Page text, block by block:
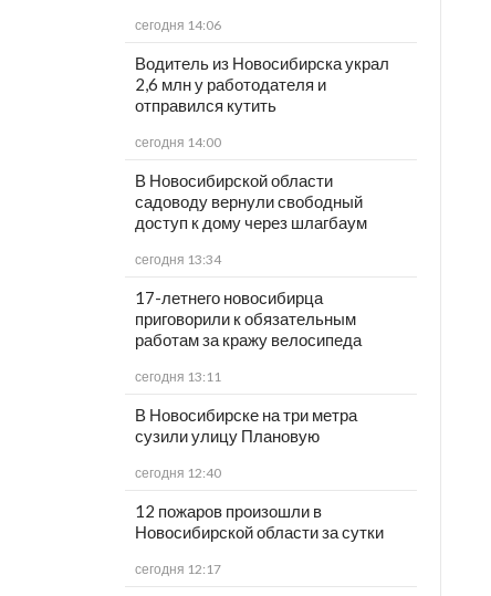
сегодня 14:06
Водитель из Новосибирска украл
2,6 млн у работодателя и
отправился кутить
сегодня 14:00
В Новосибирской области
садоводу вернули свободный
доступ к дому через шлагбаум
сегодня 13:34
17-летнего новосибирца
приговорили к обязательным
работам за кражу велосипеда
сегодня 13:11
В Новосибирске на три метра
сузили улицу Плановую
сегодня 12:40
12 пожаров произошли в
Новосибирской области за сутки
сегодня 12:17